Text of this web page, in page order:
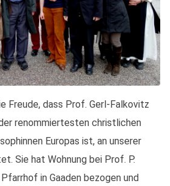
Freude, dass Prof. Gerl-Falkovitz
renommiertesten christlichen
Europas ist, an unserer
Sie hat Wohnung bei Prof. P.
in Gaaden bezogen und